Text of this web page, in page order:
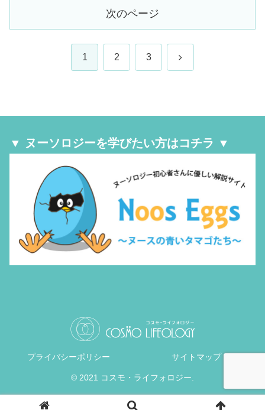
次のページ
1 2 3 次
▼ ヌーソロジーを学びたい方はコチラ ▼
プライバシーポリシー サイトマップ
© 2021 コスモ・ライフォロジー.